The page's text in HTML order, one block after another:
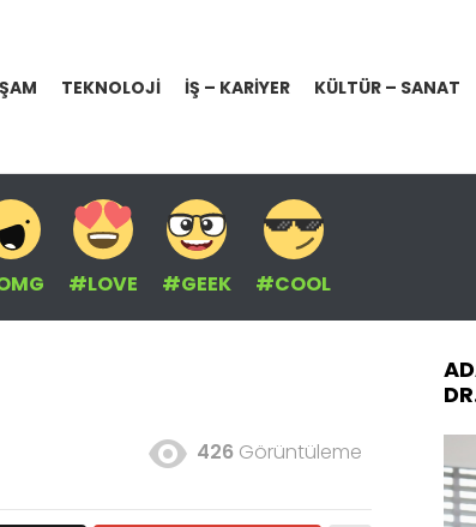
TEKNOLOJI İŞ – KARIYER KÜLTÜR – SANAT
#LOVE #GEEK #COOL
426 Görüntüleme